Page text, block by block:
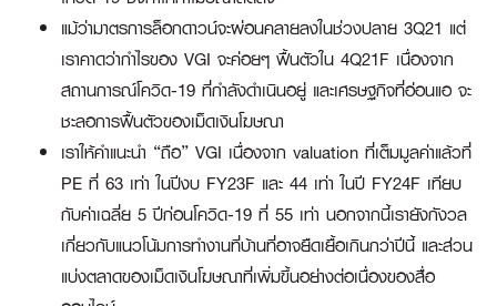
แม้ว่ามาตรการล็อกดาวน์จะผ่อนคลายลงในช่วงปลาย 3Q21 แต่
เราคาดว่ากำไรของ VGI จะค่อยๆ ฟื้นตัวใน 4Q21F เนื่องจาก
สถานการณ์โควิด-19 ที่กำลังดำเนินอยู่ และเศรษฐกิจที่อ่อนแอ จะ
ชะลอการฟื้นตัวของเม็ดเงินโฆษณา
เราให้คำแนะนำ “ถือ” VGI เนื่องจาก valuation ที่เต็มมูลค่าแล้วที่
PE ที่ 63 เท่า ในปีงบ FY23F และ 44 เท่า ในปี FY24F เทียบ
กับค่าเฉลี่ย 5 ปีก่อนโควิด-19 ที่ 55 เท่า นอกจากนี้เรายังกังวล
เกี่ยวกับแนวโน้มการทำงานที่บ้านที่อาจยืดเยื้อเกินกว่าปีนี้ และส่วน
แบ่งตลาดของเม็ดเงินโฆษณาที่เพิ่มขึ้นอย่างต่อเนื่องของสื่อ